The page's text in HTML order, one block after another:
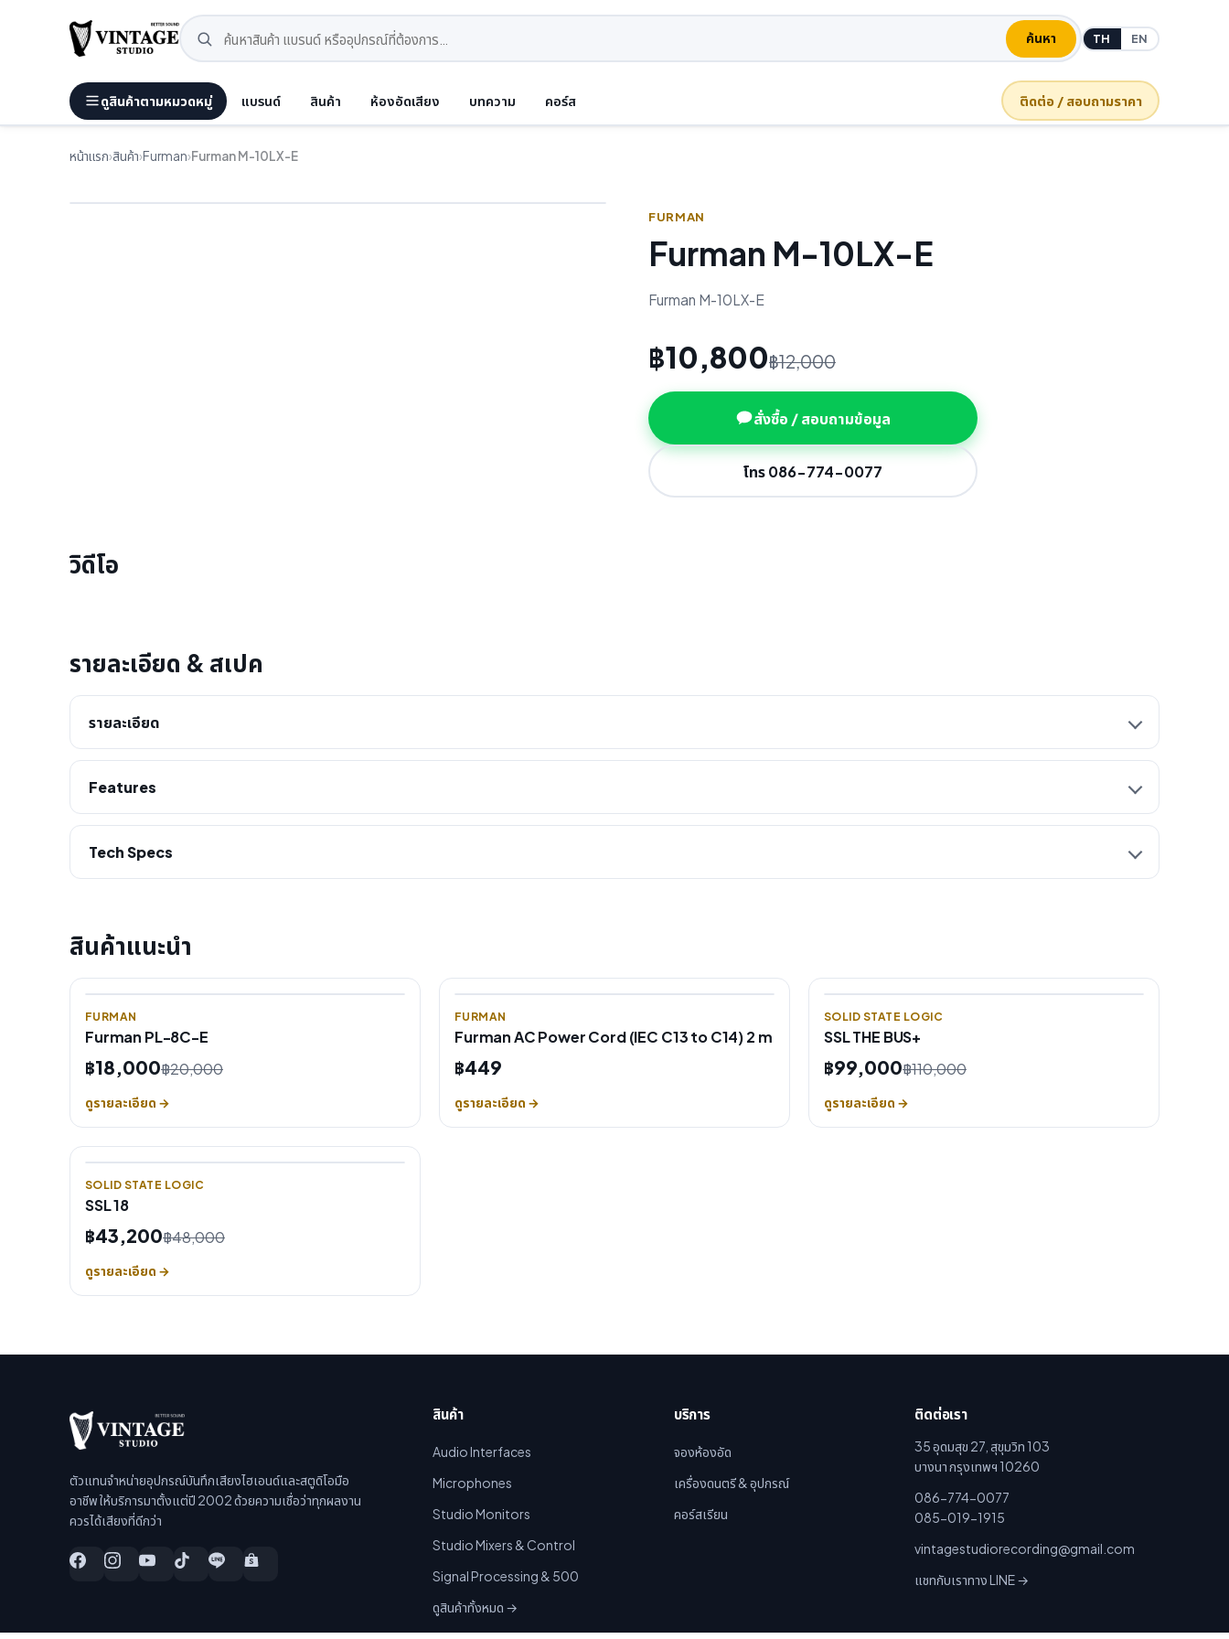
ค้นหา TH EN
ดูสินค้าตามหมวดหมู่ แบรนด์ สินค้า ห้องอัดเสียง บทความ คอร์ส ติดต่อ / สอบถามราคา
หน้าแรก›สินค้า›Furman›Furman M-10LX-E
FURMAN
Furman M-10LX-E
Furman M-10LX-E
฿10,800฿12,000
สั่งซื้อ / สอบถามข้อมูล
โทร 086-774-0077
วิดีโอ
รายละเอียด & สเปค
รายละเอียด
Features
Tech Specs
สินค้าแนะนำ
FURMAN
Furman PL-8C-E
฿18,000฿20,000
ดูรายละเอียด →
FURMAN
Furman AC Power Cord (IEC C13 to C14) 2 m
฿449
ดูรายละเอียด →
SOLID STATE LOGIC
SSL THE BUS+
฿99,000฿110,000
ดูรายละเอียด →
SOLID STATE LOGIC
SSL 18
฿43,200฿48,000
ดูรายละเอียด →
ตัวแทนจำหน่ายอุปกรณ์บันทึกเสียงไฮเอนด์และสตูดิโอมือ
อาชีพ ให้บริการมาตั้งแต่ปี 2002 ด้วยความเชื่อว่าทุกผลงาน
ควรได้เสียงที่ดีกว่า
สินค้า
Audio Interfaces
Microphones
Studio Monitors
Studio Mixers & Control
Signal Processing & 500
ดูสินค้าทั้งหมด →
บริการ
จองห้องอัด
เครื่องดนตรี & อุปกรณ์
คอร์สเรียน
ติดต่อเรา
35 อุดมสุข 27, สุขุมวิท 103
บางนา กรุงเทพฯ 10260
086-774-0077
085-019-1915
vintagestudiorecording@gmail.com
แชทกับเราทาง LINE →